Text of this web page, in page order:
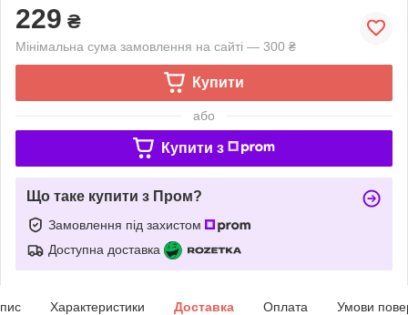
229 ₴
Мінімальна сума замовлення на сайті — 300 ₴
Купити
або
Купити з
Що таке купити з Пром?
Замовлення під захистом
Доступна доставка
Характеристики Доставка Оплата Умови